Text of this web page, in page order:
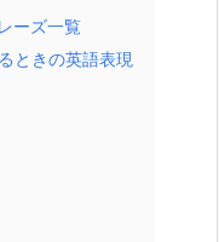
ーズ一覧
ときの英語表現